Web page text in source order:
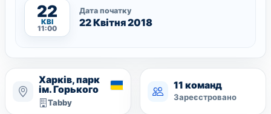
22
КВІ
11:00
Дата початку
22 Квітня 2018
Харків, парк
ім. Горького
Tabby
11 команд
Зареєстровано